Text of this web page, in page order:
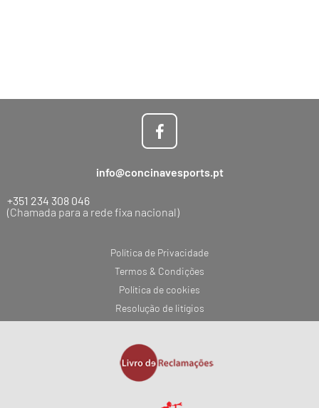
Política de Privacidade
Termos & Condições
Política de cookies
Resolução de litígios
info@concinavesports.pt
+351 234 308 046
(Chamada para a rede fixa nacional)